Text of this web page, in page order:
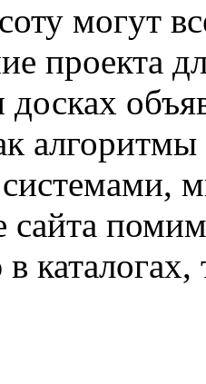
могут
проекта
досках
сайта